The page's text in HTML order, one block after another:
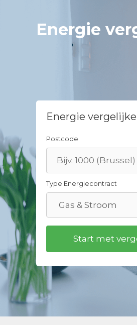
Energie
Energie
Postcode
Type Energiecontract